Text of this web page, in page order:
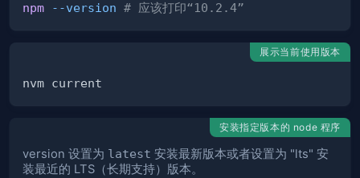
npm
--version # 应该打印“10.2.4”
展示当前使用版本
安装指定版本的 node 程序
version 设置为 latest 安装最新版本或者设置为 "lts" 安
装最近的 LTS（长期支持）版本。